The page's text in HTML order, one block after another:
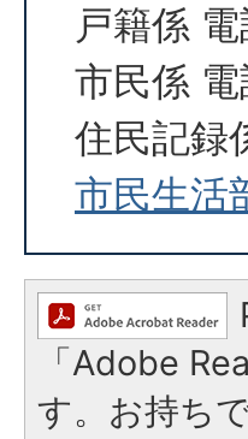
戸籍係
市民係
住民記
市民生活
「Adobe
す。お持ち